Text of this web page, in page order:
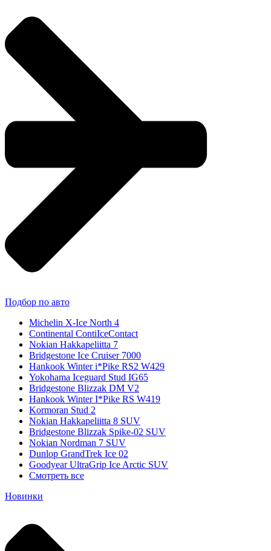
Подбор по авто
Michelin X-Ice North 4
Continental ContiIceContact
Nokian Hakkapeliitta 7
Bridgestone Ice Cruiser 7000
Hankook Winter i*Pike RS2 W429
Yokohama Iceguard Stud IG65
Bridgestone Blizzak DM V2
Hankook Winter I*Pike RS W419
Kormoran Stud 2
Nokian Hakkapeliitta 8 SUV
Bridgestone Blizzak Spike-02 SUV
Nokian Nordman 7 SUV
Dunlop GrandTrek Ice 02
Goodyear UltraGrip Ice Arctic SUV
Смотреть все
Новинки